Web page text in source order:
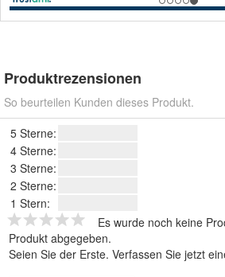
Produktrezensionen
So beurteilen Kunden dieses Produkt.
5 Sterne:
4 Sterne:
3 Sterne:
2 Sterne:
1 Stern:
Es wurde noch keine
Produkt abgegeben.
Seien Sie der Erste. Verfassen Sie jetzt